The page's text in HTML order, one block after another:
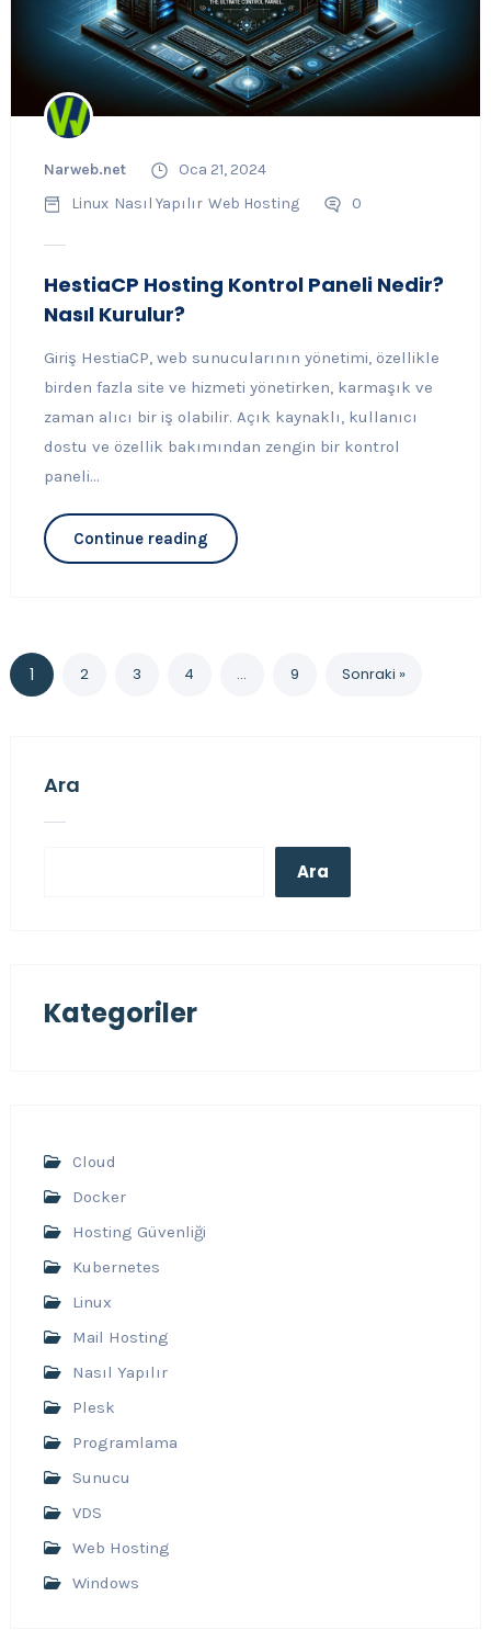
Narweb.net
Oca 21, 2024
Linux Nasıl Yapılır Web Hosting 0
HestiaCP Hosting Kontrol Paneli Nedir?
Nasıl Kurulur?
Giriş HestiaCP, web sunucularının yönetimi, özellikle
birden fazla site ve hizmeti yönetirken, karmaşık ve
zaman alıcı bir iş olabilir. Açık kaynaklı, kullanıcı
dostu ve özellik bakımından zengin bir kontrol
paneli...
Continue reading
1 2 3 4 … 9 Sonraki »
Ara
Ara
Kategoriler
Cloud
Docker
Hosting Güvenliği
Kubernetes
Linux
Mail Hosting
Nasıl Yapılır
Plesk
Programlama
Sunucu
VDS
Web Hosting
Windows